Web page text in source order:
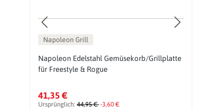
Napoleon Grill
Napoleon Edelstahl Gemüsekorb/Grillplatte
für Freestyle & Rogue
41,35 €
Ursprünglich: 44,95 €-3,60 €